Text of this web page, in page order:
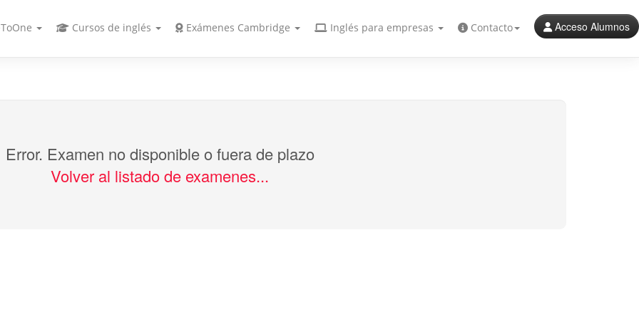
Cursos de inglés Exámenes Cambridge Inglés para empresas Contacto Acceso Alumnos
Error. Examen no disponible o fuera de plazo
Volver al listado de examenes...